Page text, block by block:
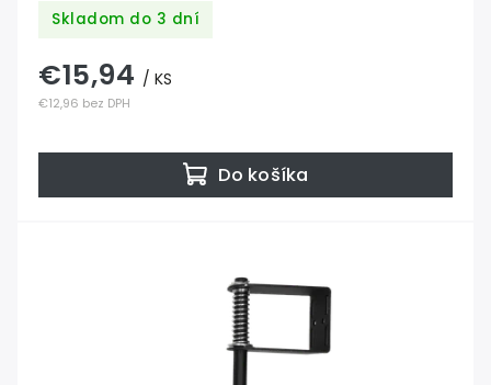
Skladom do 3 dní
€12,96 bez DPH
€15,94 / KS
Do košíka